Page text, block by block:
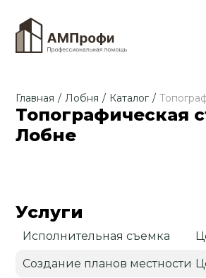
Главная / Лобня / Каталог /
Топографическая
Лобне
Услуги
Исполнительная съемка
Создание планов местности